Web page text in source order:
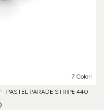
7 Colori
PASTEL PARADE STRIPE 440